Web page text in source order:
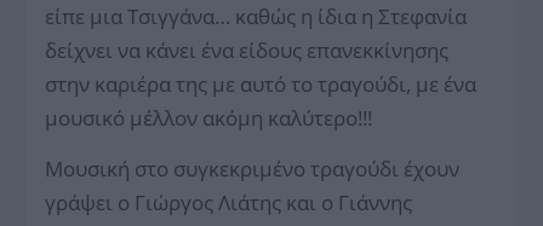
είπε μια Τσιγγάνα… καθώς η ίδια η Στεφανία
δείχνει να κάνει ένα είδους επανεκκίνησης
στην καριέρα της με αυτό το τραγούδι, με ένα
μουσικό μέλλον ακόμη καλύτερο!!!
Μουσική στο συγκεκριμένο τραγούδι έχουν
γράψει ο Γιώργος Λιάτης και ο Γιάννης